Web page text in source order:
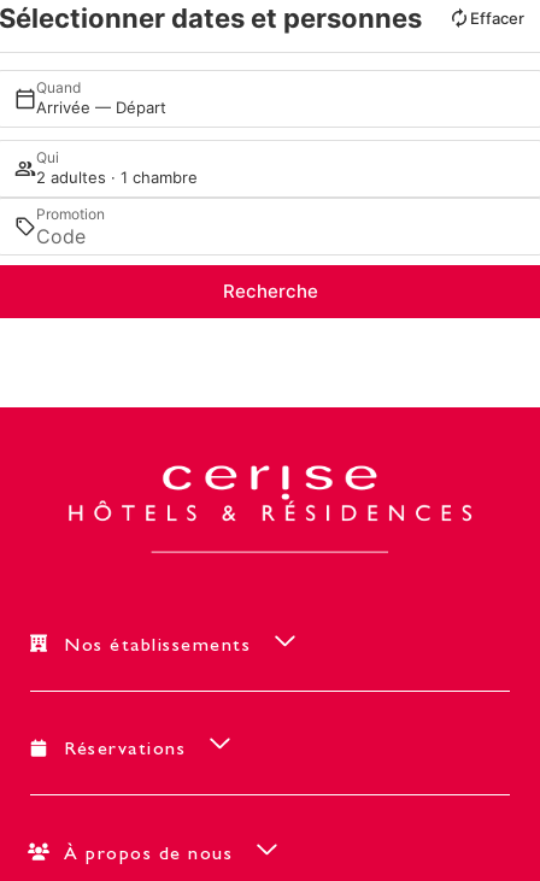
Sélectionner dates et personnes Effacer
Quand
Arrivée — Départ
Qui
2 adultes · 1 chambre
Promotion
Recherche
Nos établissements
Réservations
À propos de nous